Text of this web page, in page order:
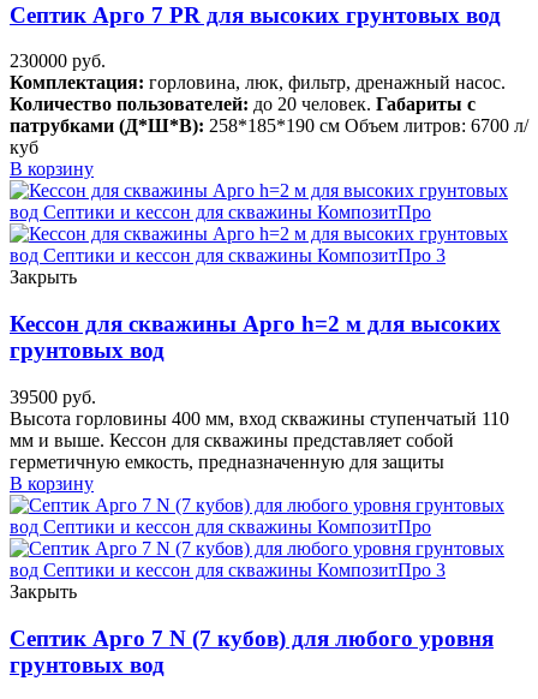
Септик Арго 7 PR для высоких грунтовых вод
230000 руб.
Комплектация: горловина, люк, фильтр, дренажный насос.
Количество пользователей: до 20 человек. Габариты с
патрубками (Д*Ш*В): 258*185*190 см Объем литров: 6700 л/
куб
В корзину
Закрыть
Кессон для скважины Арго h=2 м для высоких
грунтовых вод
39500 руб.
Высота горловины 400 мм, вход скважины ступенчатый 110
мм и выше. Кессон для скважины представляет собой
герметичную емкость, предназначенную для защиты
В корзину
Закрыть
Септик Арго 7 N (7 кубов) для любого уровня
грунтовых вод